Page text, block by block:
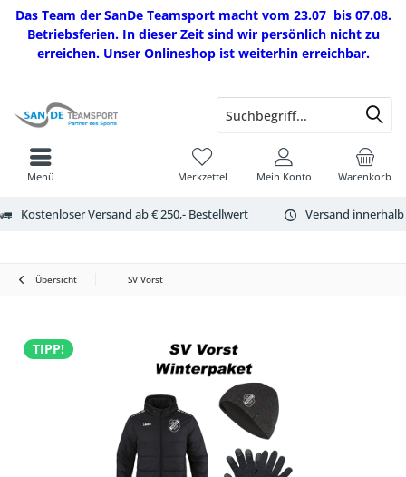
Das Team der SanDe Teamsport macht vom 23.07 bis 07.08.
Betriebsferien. In dieser Zeit sind wir persönlich nicht zu
erreichen. Unser Onlineshop ist weiterhin erreichbar.
Kostenloser Versand ab € 250,- Bestellwert Versand
Warenkorb
Merkzettel Mein Konto
Menü
Übersicht SV Vorst
TIPP!